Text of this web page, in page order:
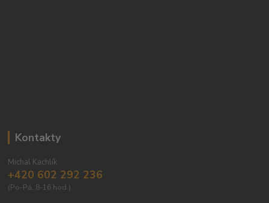
Kontakty
Michal Kachlík
+420 602 292 236
(Po-Pá, 8-16 hod.)